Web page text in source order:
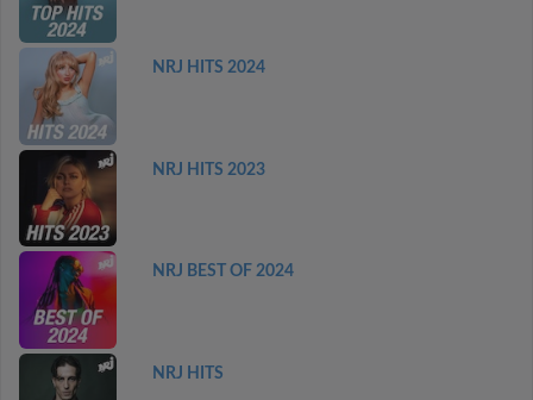
NRJ HITS 2024
NRJ HITS 2023
NRJ BEST OF 2024
NRJ HITS